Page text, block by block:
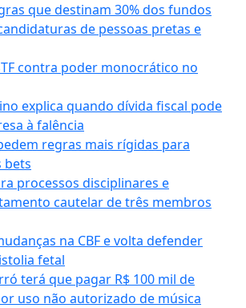
que destinam 30% dos fundos
de pessoas pretas e
contra poder monocrático no
explica quando dívida fiscal pode
à falência
regras mais rígidas para
bets
processos disciplinares e
cautelar de três membros
na CBF e volta defender
fetal
terá que pagar R$ 100 mil de
uso não autorizado de música